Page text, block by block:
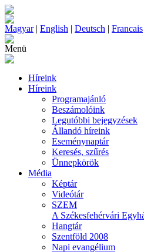
Magyar| English | Deutsch | Francais
Menü
Híreink
Híreink
Programajánló
Beszámolóink
Legutóbbi bejegyzések
Állandó híreink
Eseménynaptár
Keresés, szűrés
Ünnepkörök
Média
Képtár
Videótár
SZEM
A Székesfehérvári
Hangtár
Szentföld 2008
Napi evangélium